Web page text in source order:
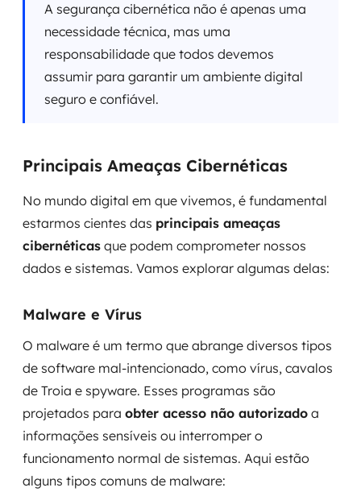
A segurança cibernética não é apenas uma
necessidade técnica, mas uma
responsabilidade que todos devemos
assumir para garantir um ambiente digital
seguro e confiável.
Principais Ameaças Cibernéticas
No mundo digital em que vivemos, é fundamental
estarmos cientes das principais ameaças
cibernéticas que podem comprometer nossos
dados e sistemas. Vamos explorar algumas delas:
Malware e Vírus
O malware é um termo que abrange diversos tipos
de software mal-intencionado, como vírus, cavalos
de Troia e spyware. Esses programas são
projetados para obter acesso não autorizado a
informações sensíveis ou interromper o
funcionamento normal de sistemas. Aqui estão
alguns tipos comuns de malware: